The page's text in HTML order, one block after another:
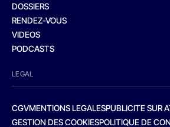
DOSSIERS
RENDEZ-VOUS
VIDEOS
PODCASTS
LEGAL
CGVMENTIONS LEGALESPUBLICITE SUR
GESTION DES COOKIESPOLITIQUE DE